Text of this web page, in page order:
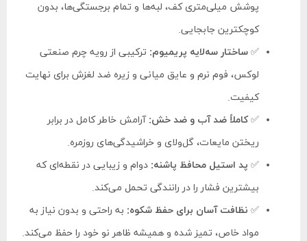
پوشش میلی‌متری کف، لبه‌ها و تمام برجستگی‌ها، بدون
کوچکترین جابجایی.
✅ ساختار سه‌لایه پریمیوم: ترکیبی از رویه چرم صنعتی
لوکس، فوم نرم و عایق میانی و زیره ضد لغزش برای نهایت
کیفیت.
✅کاملاً ضد آب و ضد خش: آرامش خاطر کامل در برابر
ریختن مایعات، گل‌ولای و خراشیدگی‌های روزمره.
✅ پد استیل محافظ پاشنه: دوام و زیبایی در نقطه‌ای که
بیشترین فشار را در رانندگی تحمل می‌کند.
✅ نظافت آسان برای حفظ شکوه: به راحتی و بدون نیاز به
مواد خاص، تمیز شده و همیشه ظاهر نو خود را حفظ می‌کند.